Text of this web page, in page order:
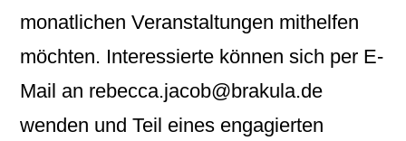
monatlichen Veranstaltungen mithelfen
möchten. Interessierte können sich per E-
Mail an rebecca.jacob@brakula.de
wenden und Teil eines engagierten